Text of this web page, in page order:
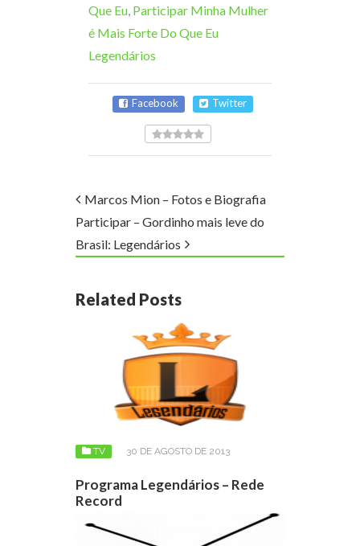
Que Eu Participar Minha Mulher
é Mais Forte Do Que Eu
Legendários
Facebook Twitter
Marcos Mion – Fotos e Biografia
Participar – Gordinho mais leve do
Brasil: Legendários
Related Posts
TV 30 DE AGOSTO DE 2013
Programa Legendários – Rede
Record